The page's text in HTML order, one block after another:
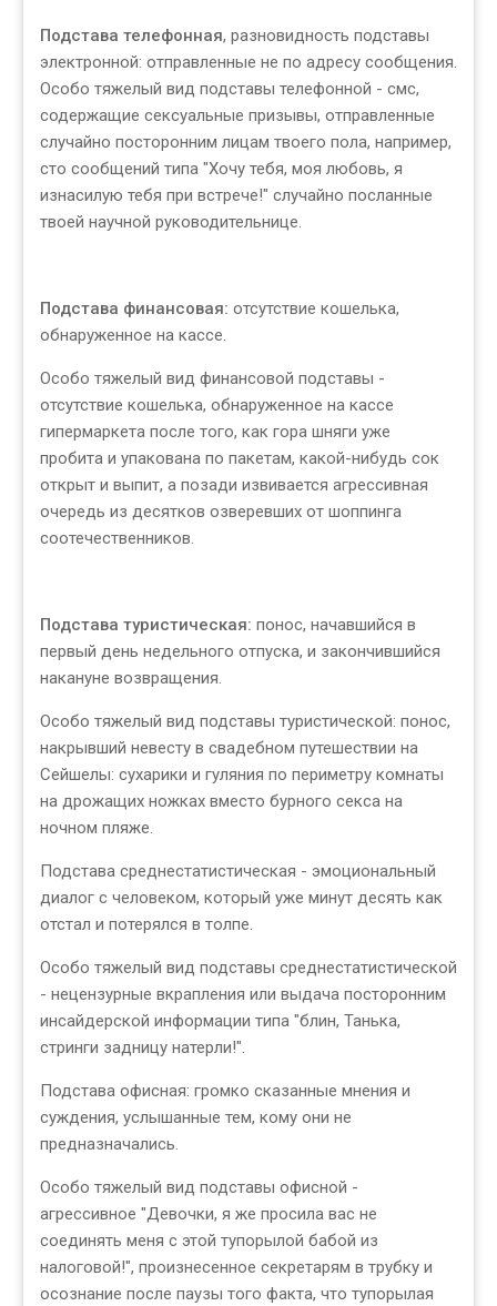
Подстава телефонная, разновидность подставы
электронной: отправленные не по адресу сообщения.
Особо тяжелый вид подставы телефонной - смс,
содержащие сексуальные призывы, отправленные
случайно посторонним лицам твоего пола, например,
сто сообщений типа "Хочу тебя, моя любовь, я
изнасилую тебя при встрече!" случайно посланные
твоей научной руководительнице.
Подстава финансовая: отсутствие кошелька,
обнаруженное на кассе.
Особо тяжелый вид финансовой подставы -
отсутствие кошелька, обнаруженное на кассе
гипермаркета после того, как гора шняги уже
пробита и упакована по пакетам, какой-нибудь сок
открыт и выпит, а позади извивается агрессивная
очередь из десятков озверевших от шоппинга
соотечественников.
Подстава туристическая: понос, начавшийся в
первый день недельного отпуска, и закончившийся
накануне возвращения.
Особо тяжелый вид подставы туристической: понос,
накрывший невесту в свадебном путешествии на
Сейшелы: сухарики и гуляния по периметру комнаты
на дрожащих ножках вместо бурного секса на
ночном пляже.
Подстава среднестатистическая - эмоциональный
диалог с человеком, который уже минут десять как
отстал и потерялся в толпе.
Особо тяжелый вид подставы среднестатистической
- нецензурные вкрапления или выдача посторонним
инсайдерской информации типа "блин, Танька,
стринги задницу натерли!".
Подстава офисная: громко сказанные мнения и
суждения, услышанные тем, кому они не
предназначались.
Особо тяжелый вид подставы офисной -
агрессивное "Девочки, я же просила вас не
соединять меня с этой тупорылой бабой из
налоговой!", произнесенное секретарям в трубку и
осознание после паузы того факта, что тупорылая